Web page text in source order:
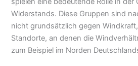
Widerstands. Diese Gruppen sind
nicht grundsätzlich gegen
Standorte, an denen die
zum Beispiel im Norden